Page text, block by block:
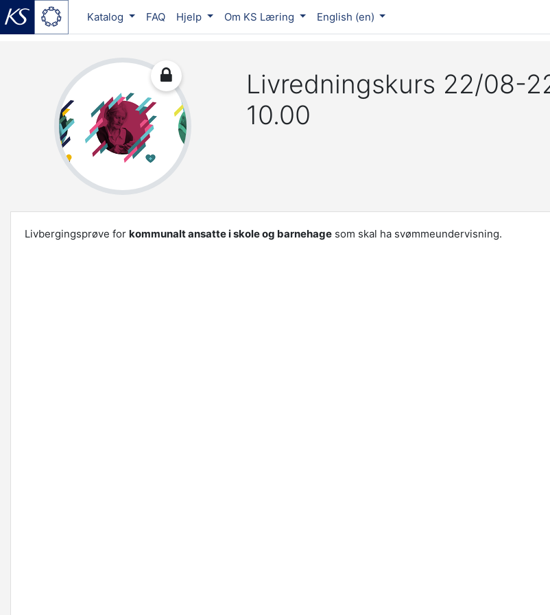
Katalog FAQ Hjelp Om KS Læring English ‎(en)‎
Livredningskurs 22/08-
10.00
Livbergingsprøve for kommunalt ansatte i skole og barnehage som skal ha svømmeundervisning.